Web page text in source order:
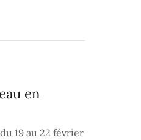
en
19 au 22 février